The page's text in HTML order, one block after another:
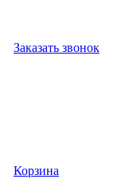
Заказать звонок
Корзина